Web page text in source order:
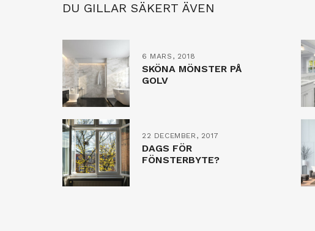
DU GILLAR SÄKERT ÄVEN
6 MARS, 2018
SKÖNA MÖNSTER PÅ
GOLV
22 DECEMBER, 2017
DAGS FÖR
FÖNSTERBYTE?